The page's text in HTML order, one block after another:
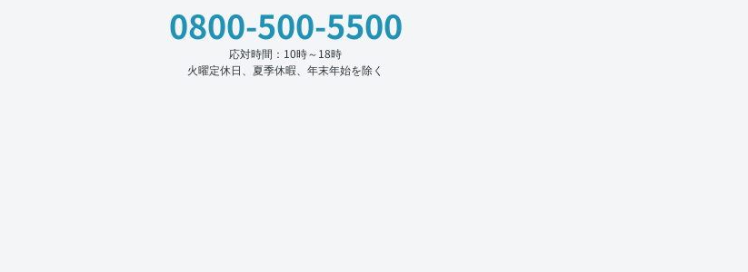
0800-500-5500
応対時間：10時～18時
火曜定休日、夏季休暇、年末年始を除く